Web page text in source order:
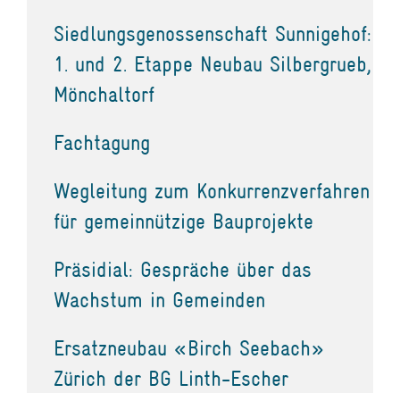
Siedlungsgenossenschaft Sunnigehof:
1. und 2. Etappe Neubau Silbergrueb,
Mönchaltorf
Fachtagung
Wegleitung zum Konkurrenzverfahren
für gemeinnützige Bauprojekte
Präsidial: Gespräche über das
Wachstum in Gemeinden
Ersatzneubau «Birch Seebach»
Zürich der BG Linth-Escher